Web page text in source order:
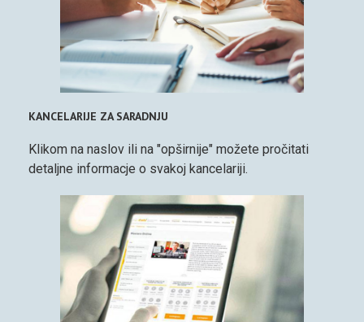
KANCELARIJE ZA SARADNJU
Klikom na naslov ili na "opširnije" možete pročitati
detaljne informacje o svakoj kancelariji.